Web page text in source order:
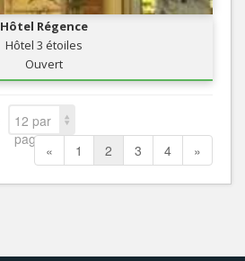
Hôtel Régence
Hôtel 3 étoiles
Ouvert
12 par
page
« 1 2 3 4 »